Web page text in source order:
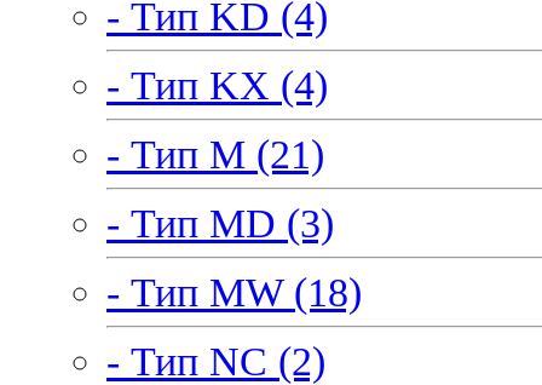
- Тип KD (4)
- Тип KX (4)
- Тип M (21)
- Тип MD (3)
- Тип MW (18)
- Тип NC (2)